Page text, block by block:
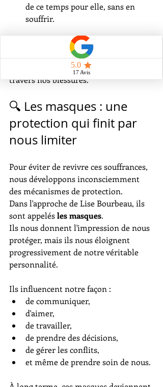
de ce temps pour elle, sans en
souffrir.
Ce n'est donc pas l'événement lui-
même qui crée la souffrance, mais la
manière dont il est interprété à
travers nos blessures.
🔍 Les masques : une
protection qui finit par
nous limiter
Pour éviter de revivre ces souffrances,
nous développons inconsciemment
des mécanismes de protection.
Dans l'approche de Lise Bourbeau, ils
sont appelés les masques.
Ils nous donnent l'impression de nous
protéger, mais ils nous éloignent
progressivement de notre véritable
personnalité.
Ils influencent notre façon :
de communiquer,
d'aimer,
de travailler,
de prendre des décisions,
de gérer les conflits,
et même de prendre soin de nous.